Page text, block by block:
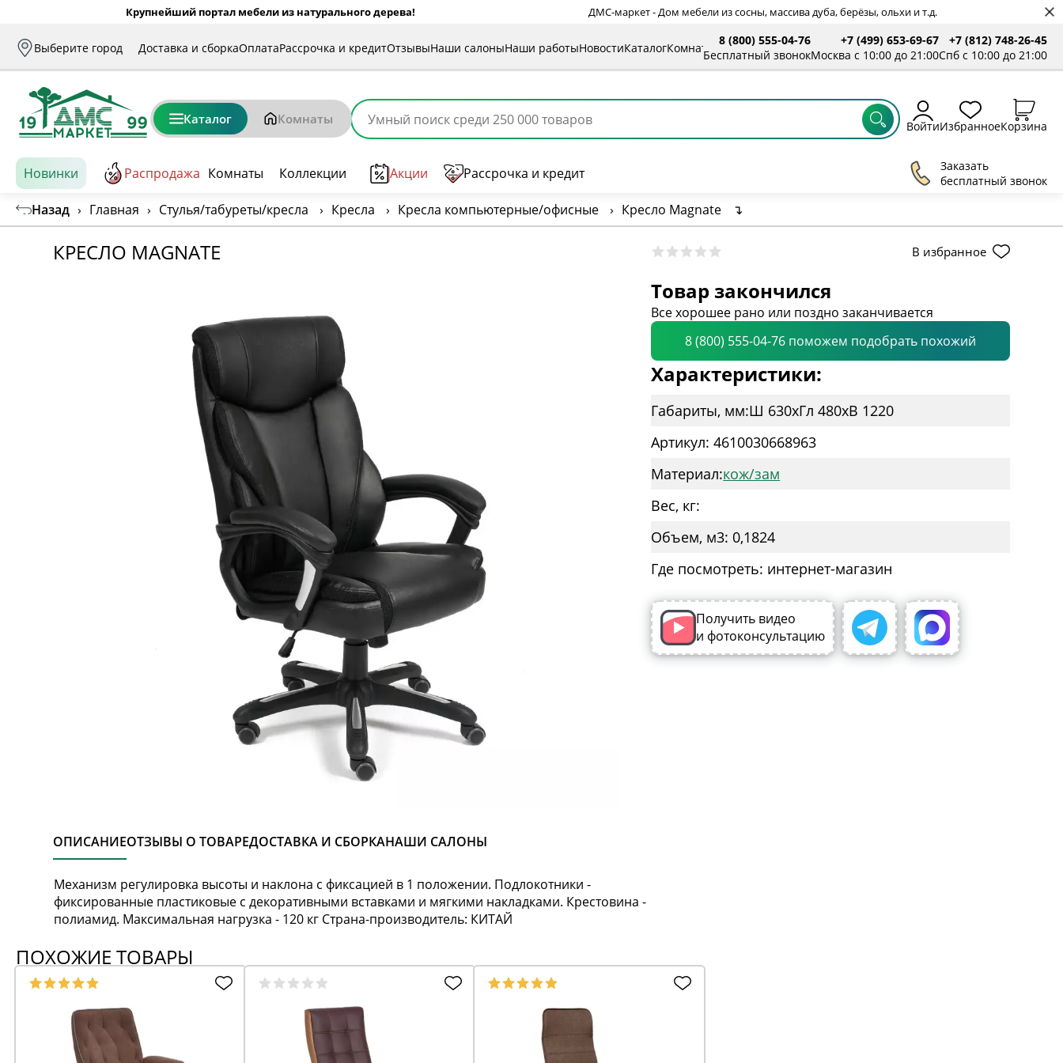
Крупнейший портал мебели из натурального дерева! ДМС-маркет - Дом мебели из сосны, массива дуба, берёзы, ольхи и т.д.
Выберите город Доставка и сборкаОплатаРассрочка и кредитОтзывыНаши салоныНаши работыНовостиКаталогКомнаты
8 (800) 555-04-76
Бесплатный звонок
+7 (499) 653-69-67
Москва с 10:00 до 21:00
+7 (812) 748-26-45
Спб с 10:00 до 21:00
Каталог Комнаты ВойтиИзбранноеКорзина
Новинки Распродажа Комнаты Коллекции Акции Рассрочка и кредит
Заказать
бесплатный звонок
Назад › Главная › Стулья/табуреты/кресла › Кресла › Кресла компьютерные/офисные › Кресло Magnate ↴
КРЕСЛО MAGNATE В избранное
ОПИСАНИЕОТЗЫВЫ О ТОВАРЕДОСТАВКА И СБОРКАНАШИ САЛОНЫ
Механизм регулировка высоты и наклона с фиксацией в 1 положении. Подлокотники -
фиксированные пластиковые с декоративными вставками и мягкими накладками. Крестовина -
полиамид. Максимальная нагрузка - 120 кг Страна-производитель: КИТАЙ
Товар закончился
Все хорошее рано или поздно заканчивается
8 (800) 555-04-76 поможем подобрать похожий
Характеристики:
Габариты, мм:Ш 630xГл 480xВ 1220
Артикул: 4610030668963
Материал:кож/зам
Вес, кг:
Объем, м3: 0,1824
Где посмотреть: интернет-магазин
Получить видео
и фотоконсультацию
ПОХОЖИЕ ТОВАРЫ